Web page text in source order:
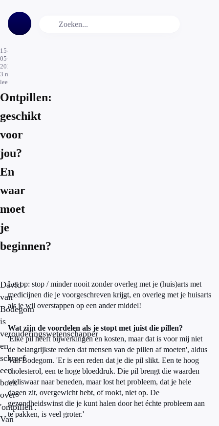
15-
05-
2019
3 min.
leestijd
Ontpillen:
geschikt
voor
jou?
En
waar
moet
je
beginnen?
David
van
Bodegom
is
verouderingswetenschapper
en
schreef
een
boek
over
'ontpillen'.
Van
Let op: stop / minder nooit zonder overleg met je (huis)arts met
medicijnen die je voorgeschreven krijgt, en overleg met je huisarts
als je wil overstappen op een ander middel!
Wat zijn de voordelen als je stopt met juist die pillen?
'Elke pil heeft bijwerkingen en kosten, maar dat is voor mij niet
de belangrijkste reden dat mensen van de pillen af moeten', aldus
Van Bodegom. 'Er is een reden dat je die pil slikt. Een te hoog
cholesterol, een te hoge bloeddruk. Die pil brengt die waarden
weliswaar naar beneden, maar lost het probleem, dat je hele
dagen zit, overgewicht hebt, of rookt, niet op. De
gezondheidswinst die je kunt halen door het échte probleem aan
te pakken, is veel groter.'